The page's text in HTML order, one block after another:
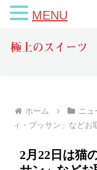
極上のスイーツ
ホーム ニュ
ィ・プッサン」などお
2月22日は猫
MENU